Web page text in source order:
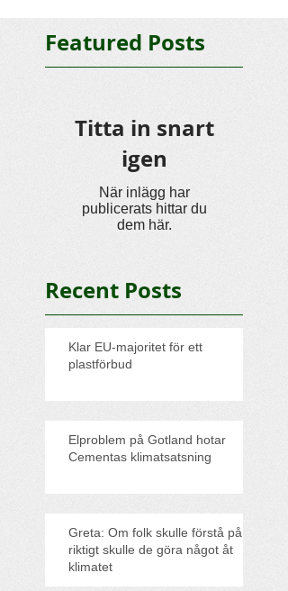
Featured Posts
Recent Posts
Titta in snart
igen
När inlägg har
publicerats hittar du
dem här.
Klar EU-majoritet för ett
plastförbud
Elproblem på Gotland hotar
Cementas klimatsatsning
Greta: Om folk skulle förstå på
riktigt skulle de göra något åt
klimatet